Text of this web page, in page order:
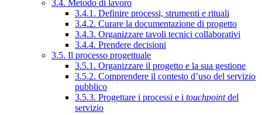
3.4. Metodo di lavoro
3.4.1. Definire processi, strumenti e rituali
3.4.2. Curare la documentazione di progetto
3.4.3. Organizzare tavoli tecnici collaborativi
3.4.4. Prendere decisioni
3.5. Il processo progettuale
3.5.1. Organizzare il progetto e la sua gestione
3.5.2. Comprendere il contesto d’uso del servizio
pubblico
3.5.3. Progettare i processi e i touchpointdel
servizio